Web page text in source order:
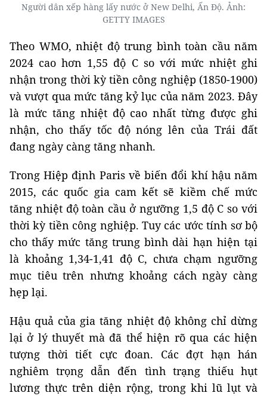
Người dân xếp hàng lấy nước ở New Delhi, Ấn Độ. Ảnh:
GETTY IMAGES
Theo WMO, nhiệt độ trung bình toàn cầu năm
2024 cao hơn 1,55 độ C so với mức nhiệt ghi
nhận trong thời kỳ tiền công nghiệp (1850-1900)
và vượt qua mức tăng kỷ lục của năm 2023. Đây
là mức tăng nhiệt độ cao nhất từng được ghi
nhận, cho thấy tốc độ nóng lên của Trái đất
đang ngày càng tăng nhanh.
Trong Hiệp định Paris về biến đổi khí hậu năm
2015, các quốc gia cam kết sẽ kiềm chế mức
tăng nhiệt độ toàn cầu ở ngưỡng 1,5 độ C so với
thời kỳ tiền công nghiệp. Tuy các ước tính sơ bộ
cho thấy mức tăng trung bình dài hạn hiện tại
là khoảng 1,34-1,41 độ C, chưa chạm ngưỡng
mục tiêu trên nhưng khoảng cách ngày càng
hẹp lại.
Hậu quả của gia tăng nhiệt độ không chỉ dừng
lại ở lý thuyết mà đã thể hiện rõ qua các hiện
tượng thời tiết cực đoan. Các đợt hạn hán
nghiêm trọng dẫn đến tình trạng thiếu hụt
lương thực trên diện rộng, trong khi lũ lụt và